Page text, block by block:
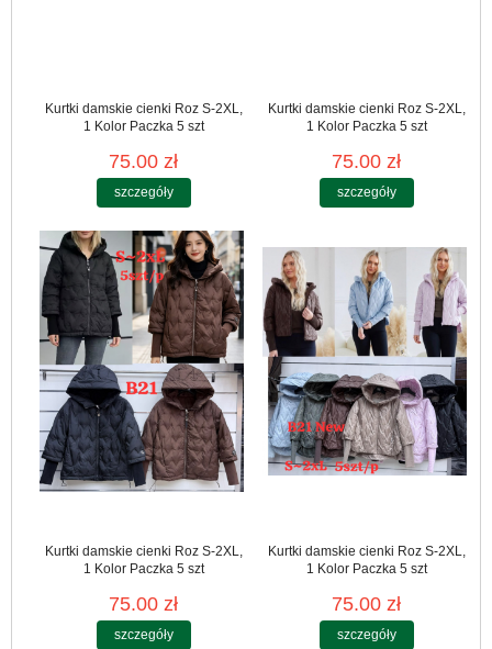
Kurtki damskie cienki Roz S-2XL,
1 Kolor Paczka 5 szt
75.00 zł
szczegóły
Kurtki damskie cienki Roz S-2XL,
1 Kolor Paczka 5 szt
75.00 zł
szczegóły
Kurtki damskie cienki Roz S-2XL,
1 Kolor Paczka 5 szt
75.00 zł
szczegóły
Kurtki damskie cienki Roz S-2XL,
1 Kolor Paczka 5 szt
75.00 zł
szczegóły